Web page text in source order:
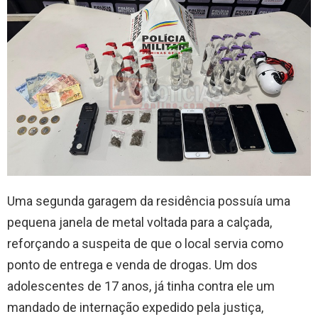
Uma segunda garagem da residência possuía uma
pequena janela de metal voltada para a calçada,
reforçando a suspeita de que o local servia como
ponto de entrega e venda de drogas. Um dos
adolescentes de 17 anos, já tinha contra ele um
mandado de internação expedido pela justiça,